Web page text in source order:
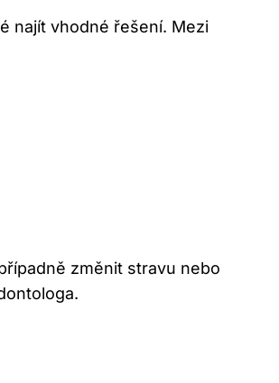
najít vhodné řešení. Mezi
změnit stravu nebo